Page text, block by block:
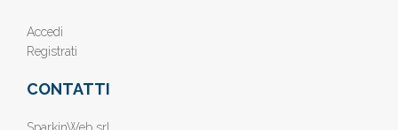
Accedi
Registrati
CONTATTI